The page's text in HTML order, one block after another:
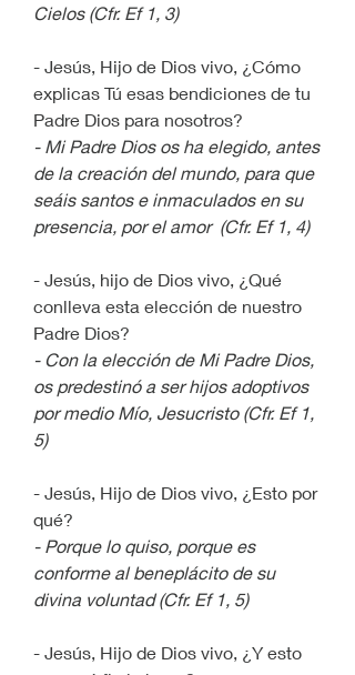
Cielos (Cfr. Ef 1, 3)
- Jesús, Hijo de Dios vivo, ¿Cómo
explicas Tú esas bendiciones de tu
Padre Dios para nosotros?
- Mi Padre Dios os ha elegido, antes
de la creación del mundo, para que
seáis santos e inmaculados en su
presencia, por el amor  (Cfr. Ef 1, 4)
- Jesús, hijo de Dios vivo, ¿Qué
conlleva esta elección de nuestro
Padre Dios?
- Con la elección de Mi Padre Dios,
os predestinó a ser hijos adoptivos
por medio Mío, Jesucristo (Cfr. Ef 1,
5)
- Jesús, Hijo de Dios vivo, ¿Esto por
qué?
- Porque lo quiso, porque es
conforme al beneplácito de su
divina voluntad (Cfr. Ef 1, 5)
- Jesús, Hijo de Dios vivo, ¿Y esto